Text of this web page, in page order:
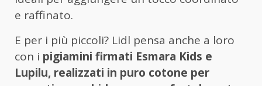
e raffinato.
E per i più piccoli? Lidl pensa anche a loro
con i pigiamini firmati Esmara Kids e
Lupilu, realizzati in puro cotone per